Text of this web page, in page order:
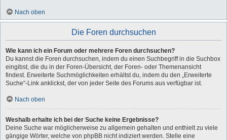
Nach oben
Die Foren durchsuchen
Wie kann ich ein Forum oder mehrere Foren durchsuchen?
Du kannst die Foren durchsuchen, indem du einen Suchbegriff in die Suchbox
eingibst, die du in der Foren-Übersicht, der Foren- oder Themenansicht
findest. Erweiterte Suchmöglichkeiten erhältst du, indem du den „Erweiterte
Suche“-Link anklickst, der von jeder Seite des Forums aus verfügbar ist.
Nach oben
Weshalb erhalte ich bei der Suche keine Ergebnisse?
Deine Suche war möglicherweise zu allgemein gehalten und enthielt zu viele
gängige Wörter, welche von phpBB nicht indiziert werden. Stelle eine